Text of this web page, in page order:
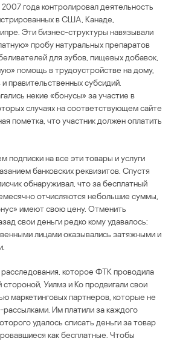
года контролировал деятельность
в США, Канаде,
Эти бизнес-структуры навязывали
пробу натуральных препаратов
для зубов, пищевых добавок,
помощь в трудоустройстве на дому,
правительственных субсидий.
некие «бонусы» за участие в
случаях на соответствующем сайте
пометка, что участник должен оплатить
подписки на все эти товары и услуги
банковских реквизитов. Спустя
обнаруживал, что за бесплатный
отчисляются небольшие суммы,
имеют свою цену. Отменить
свои деньги редко кому удавалось:
лицами оказывались затяжными и
расследования, которое ФТК проводила
стороной, Уилмз и Ко продвигали свои
маркетинговых партнеров, которые не
Им платили за каждого
удалось списать деньги за товар
как бесплатные. Чтобы